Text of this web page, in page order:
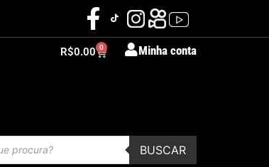
R$0.00 0 Minha conta
BUSCAR